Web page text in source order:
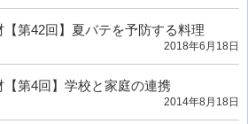
第42回】夏バテを予防する料理
2018年6月18日
第4回】学校と家庭の連携
2014年8月18日